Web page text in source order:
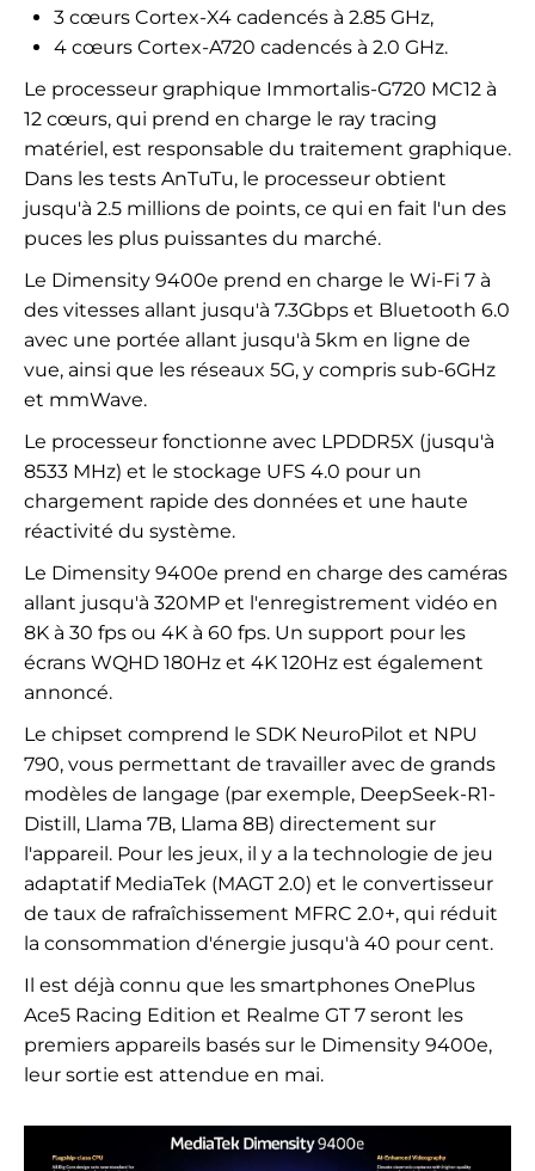
3 cœurs Cortex-X4 cadencés à 2.85 GHz,
4 cœurs Cortex-A720 cadencés à 2.0 GHz.
Le processeur graphique Immortalis-G720 MC12 à
12 cœurs, qui prend en charge le ray tracing
matériel, est responsable du traitement graphique.
Dans les tests AnTuTu, le processeur obtient
jusqu'à 2.5 millions de points, ce qui en fait l'un des
puces les plus puissantes du marché.
Le Dimensity 9400e prend en charge le Wi-Fi 7 à
des vitesses allant jusqu'à 7.3Gbps et Bluetooth 6.0
avec une portée allant jusqu'à 5km en ligne de
vue, ainsi que les réseaux 5G, y compris sub-6GHz
et mmWave.
Le processeur fonctionne avec LPDDR5X (jusqu'à
8533 MHz) et le stockage UFS 4.0 pour un
chargement rapide des données et une haute
réactivité du système.
Le Dimensity 9400e prend en charge des caméras
allant jusqu'à 320MP et l'enregistrement vidéo en
8K à 30 fps ou 4K à 60 fps. Un support pour les
écrans WQHD 180Hz et 4K 120Hz est également
annoncé.
Le chipset comprend le SDK NeuroPilot et NPU
790, vous permettant de travailler avec de grands
modèles de langage (par exemple, DeepSeek-R1-
Distill, Llama 7B, Llama 8B) directement sur
l'appareil. Pour les jeux, il y a la technologie de jeu
adaptatif MediaTek (MAGT 2.0) et le convertisseur
de taux de rafraîchissement MFRC 2.0+, qui réduit
la consommation d'énergie jusqu'à 40 pour cent.
Il est déjà connu que les smartphones OnePlus
Ace5 Racing Edition et Realme GT 7 seront les
premiers appareils basés sur le Dimensity 9400e,
leur sortie est attendue en mai.